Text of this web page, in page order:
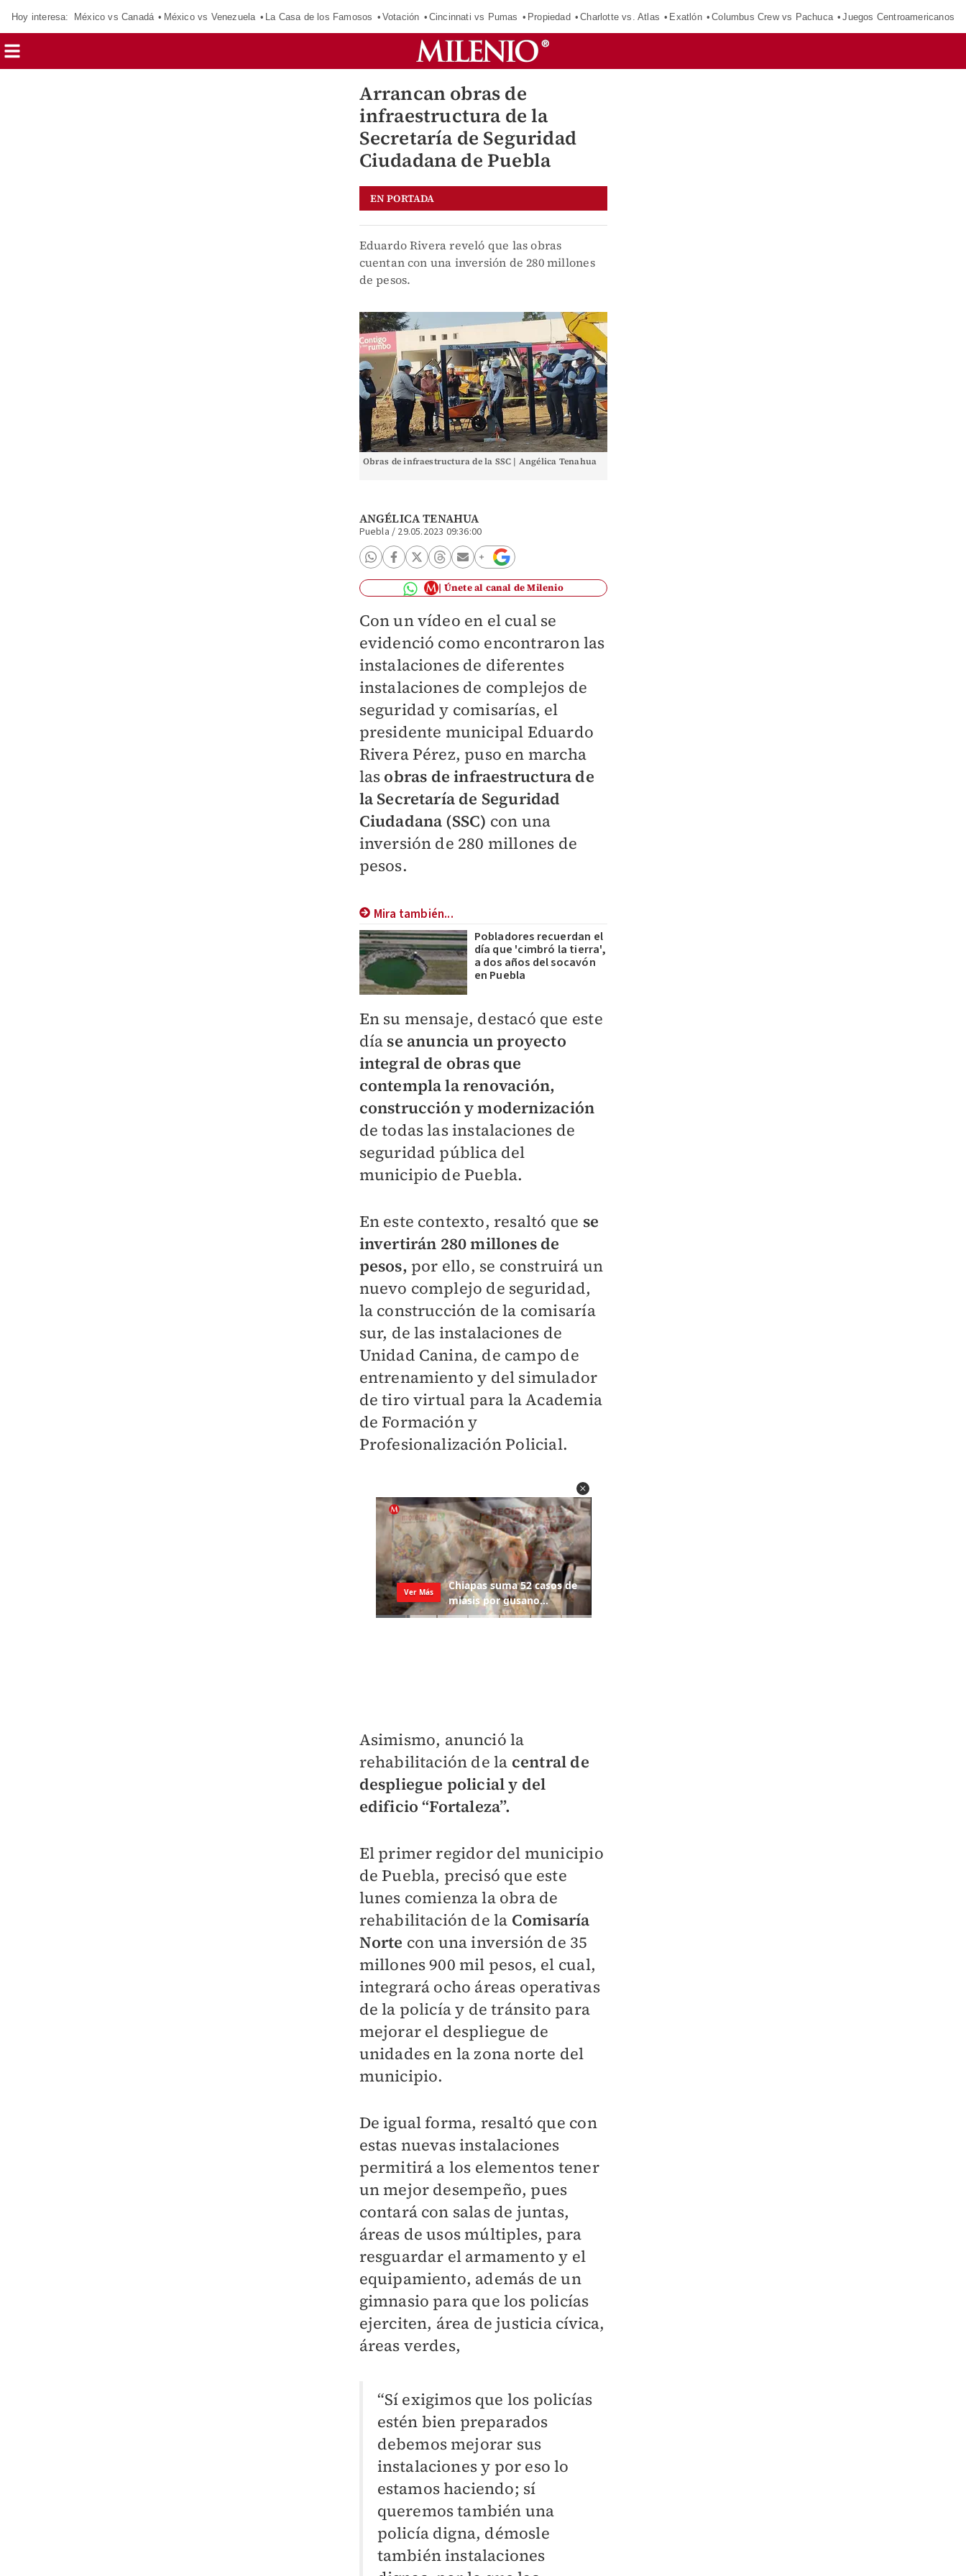
Hoy interesa: México vs Canadá México vs Venezuela La Casa de los Famosos Votación Cincinnati vs Pumas Propiedad Charlotte vs. Atlas Exatlón Columbus Crew vs Pachuca Juegos Centroamericanos
Arrancan obras de
infraestructura de la
Secretaría de Seguridad
Ciudadana de Puebla
EN PORTADA
Eduardo Rivera reveló que las obras
cuentan con una inversión de 280 millones
de pesos.
Obras de infraestructura de la SSC | Angélica Tenahua
ANGÉLICA TENAHUA
Puebla / 29.05.2023 09:36:00
Únete al canal de Milenio
Con un vídeo en el cual se
evidenció como encontraron las
instalaciones de diferentes
instalaciones de complejos de
seguridad y comisarías, el
presidente municipal Eduardo
Rivera Pérez, puso en marcha
las obras de infraestructura de
la Secretaría de Seguridad
Ciudadana (SSC) con una
inversión de 280 millones de
pesos.
Mira también...
Pobladores recuerdan el
día que 'cimbró la tierra',
a dos años del socavón
en Puebla
En su mensaje, destacó que este
día se anuncia un proyecto
integral de obras que
contempla la renovación,
construcción y modernización
de todas las instalaciones de
seguridad pública del
municipio de Puebla.
En este contexto, resaltó que se
invertirán 280 millones de
pesos, por ello, se construirá un
nuevo complejo de seguridad,
la construcción de la comisaría
sur, de las instalaciones de
Unidad Canina, de campo de
entrenamiento y del simulador
de tiro virtual para la Academia
de Formación y
Profesionalización Policial.
Asimismo, anunció la
rehabilitación de la central de
despliegue policial y del
edificio “Fortaleza”.
El primer regidor del municipio
de Puebla, precisó que este
lunes comienza la obra de
rehabilitación de la Comisaría
Norte con una inversión de 35
millones 900 mil pesos, el cual,
integrará ocho áreas operativas
de la policía y de tránsito para
mejorar el despliegue de
unidades en la zona norte del
municipio.
De igual forma, resaltó que con
estas nuevas instalaciones
permitirá a los elementos tener
un mejor desempeño, pues
contará con salas de juntas,
áreas de usos múltiples, para
resguardar el armamento y el
equipamiento, además de un
gimnasio para que los policías
ejerciten, área de justicia cívica,
áreas verdes,
“Sí exigimos que los policías
estén bien preparados
debemos mejorar sus
instalaciones y por eso lo
estamos haciendo; sí
queremos también una
policía digna, démosle
también instalaciones